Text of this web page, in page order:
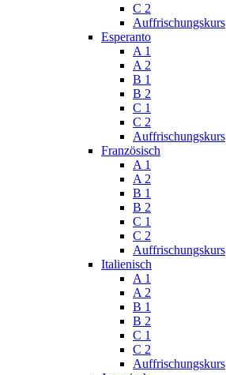
C 2
Auffrischungskurs
Esperanto
A 1
A 2
B 1
B 2
C 1
C 2
Auffrischungskurs
Französisch
A 1
A 2
B 1
B 2
C 1
C 2
Auffrischungskurs
Italienisch
A 1
A 2
B 1
B 2
C 1
C 2
Auffrischungskurs